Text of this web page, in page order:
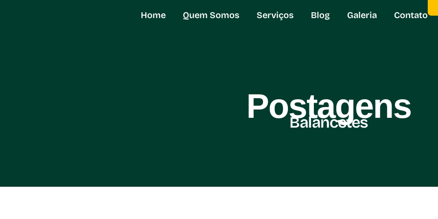
Home Quem Somos Serviços Blog Galeria Contato
Postagens
Balancetes